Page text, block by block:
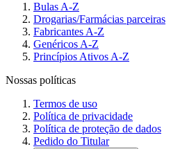
Bulas A-Z
Drogarias/Farmácias parceiras
Fabricantes A-Z
Genéricos A-Z
Princípios Ativos A-Z
Nossas políticas
Termos de uso
Política de privacidade
Política de proteção de dados
Pedido do Titular